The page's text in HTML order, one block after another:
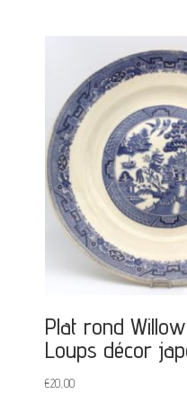
Plat rond
Loups décor
€20,00